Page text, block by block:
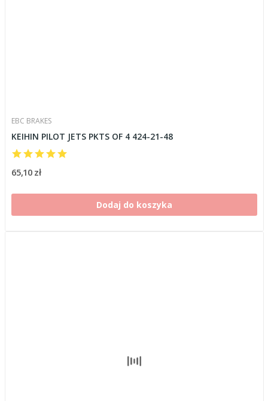
EBC BRAKES
KEIHIN PILOT JETS PKTS OF 4 424-21-48
65,10 zł
Dodaj do koszyka